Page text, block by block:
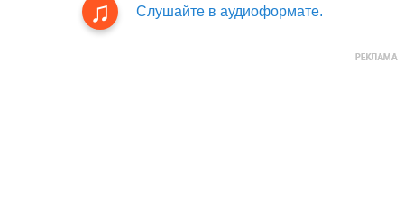
Слушайте в аудиоформате.